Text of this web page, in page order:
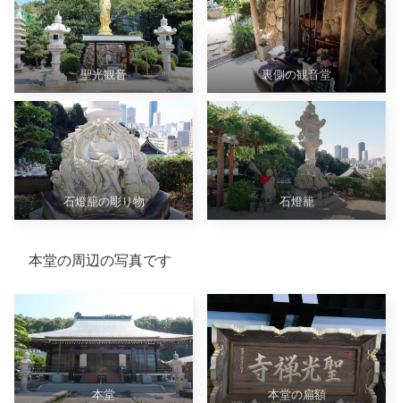
聖光観音 裏側の観音堂
石燈籠の彫り物 石燈籠
本堂の周辺の写真です
本堂 本堂の扁額